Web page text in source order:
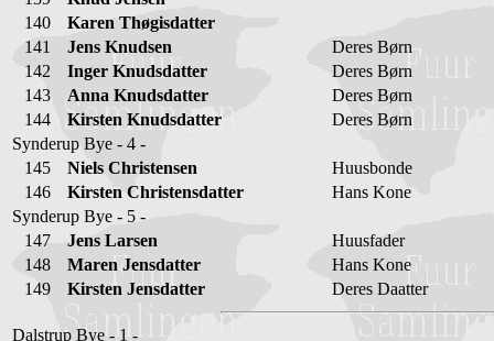
140
Karen Thøgisdatter
141
Jens Knudsen
Deres Børn
142
Inger Knudsdatter
Deres Børn
143
Anna Knudsdatter
Deres Børn
144
Kirsten Knudsdatter
Deres Børn
Synderup Bye - 4 -
145
Niels Christensen
Huusbonde
146
Kirsten Christensdatter
Hans Kone
Synderup Bye - 5 -
147
Jens Larsen
Huusfader
148
Maren Jensdatter
Hans Kone
149
Kirsten Jensdatter Deres Daatter
Dalstrup Bye - 1 -